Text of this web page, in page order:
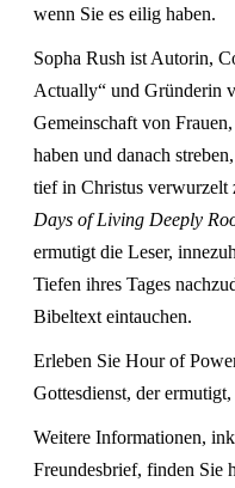
wenn Sie es eilig haben.
Sopha Rush ist Autorin,
Actually“ und Gründerin
Gemeinschaft von
haben und danach
tief in Christus verwurzelt
Days of Living Deeply
ermutigt die Leser,
Tiefen ihres Tages
Bibeltext eintauchen.
Erleben Sie Hour of
Gottesdienst, der
Weitere Informationen,
Freundesbrief, finden Sie